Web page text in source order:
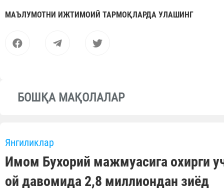
МАЪЛУМОТНИ ИЖТИМОИЙ ТАРМОҚЛАРДА УЛАШИНГ
БОШҚА МАҚОЛАЛАР
Янгиликлар
Имом Бухорий мажмуасига охирги
ой давомида 2,8 миллиондан зиёд